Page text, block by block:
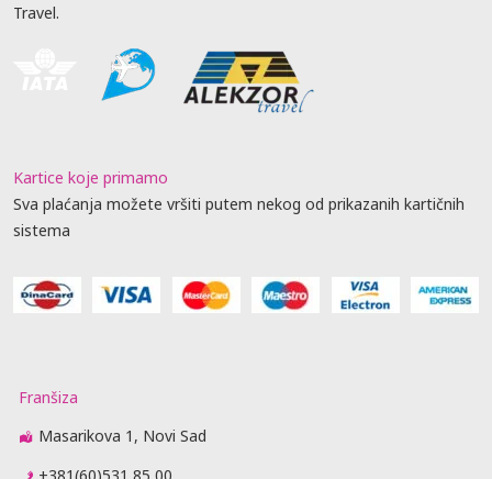
Travel.
Kartice koje primamo
Sva plaćanja možete vršiti putem nekog od prikazanih kartičnih
sistema
Franšiza
Masarikova 1, Novi Sad